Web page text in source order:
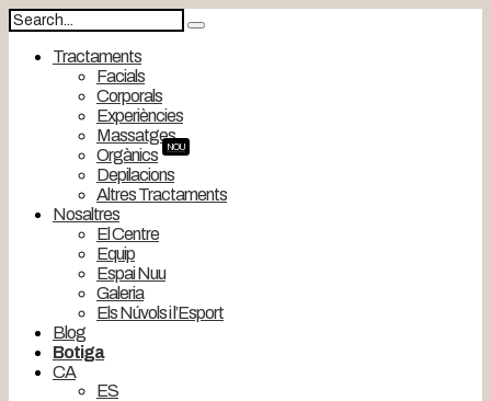
Tractaments
Facials
Corporals
Experiències
Massatges
Orgànics
NOU
Depilacions
Altres Tractaments
Nosaltres
El Centre
Equip
Espai Nuu
Galeria
Els Núvols i l’Esport
Blog
Botiga
CA
ES